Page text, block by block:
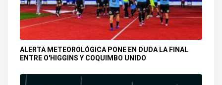
ALERTA METEOROLÓGICA PONE EN DUDA LA FINAL
ENTRE O'HIGGINS Y COQUIMBO UNIDO